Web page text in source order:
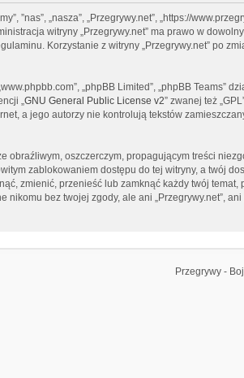
”nas”, „nasza”, „Przegrywy.net”, „https://
witryny „Przegrywy.net” ma prawo w
Korzystanie z witryny „Przegrywy.net” po
„phpBB Limited”, „phpBB
„ GNU General Public License v2” zwanej też
a jego autorzy nie kontrolują tekstów
oszczerczym, propagującym treści
zablokowaniem dostępu do tej witryny, a twój
zmienić, przenieść lub zamknąć każdy twój
bez twojej zgody, ale ani „Przegrywy.net”,
Przegrywy -